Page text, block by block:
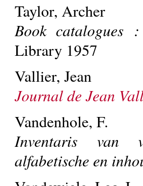
Taylor, Archer
Book catalogues
Library 1957
Vallier, Jean
Journal de Jean
Vandenhole, F.
Inventaris van
alfabetische en